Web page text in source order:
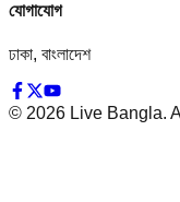
যোগাযোগ
ঢাকা, বাংলাদেশ
© 2026 Live Bangla.